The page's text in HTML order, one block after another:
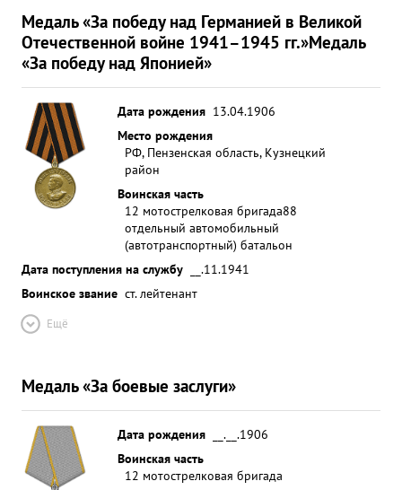
Медаль «За победу над Германией в Великой
Отечественной войне 1941–1945 гг.»Медаль
«За победу над Японией»
Дата рождения 13.04.1906
Место рождения
РФ, Пензенская область, Кузнецкий
район
Воинская часть
12 мотострелковая бригада88
отдельный автомобильный
(автотранспортный) батальон
Дата поступления на службу
__.11.1941
Воинское звание ст. лейтенант
Ещё
Медаль «За боевые заслуги»
Дата рождения
__.__.1906
Воинская часть
12 мотострелковая бригада